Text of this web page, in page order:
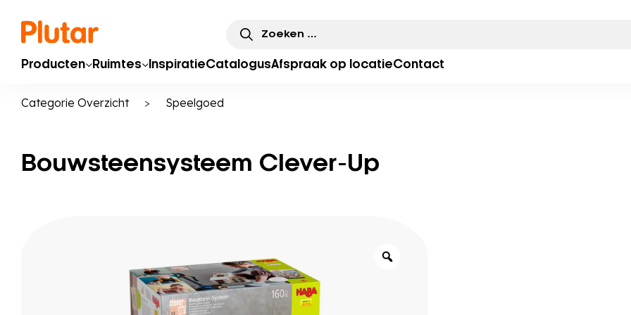
Zoeken
naar:
Producten Ruimtes InspiratieCatalogusAfspraak op locatieContact
Categorie Overzicht > Speelgoed
Bouwsteensysteem Clever-Up